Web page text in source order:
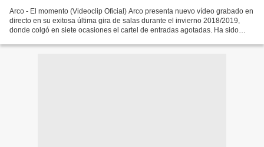
Arco - El momento (Videoclip Oficial) Arco presenta nuevo vídeo grabado en
directo en su exitosa última gira de salas durante el invierno 2018/2019,
donde colgó en siete ocasiones el cartel de entradas agotadas. Ha sido